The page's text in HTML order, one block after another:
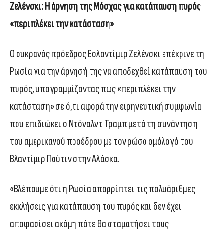
Ζελένσκι: Η άρνηση της Μόσχας για κατάπαυση πυρός
«περιπλέκει την κατάσταση»
Ο ουκρανός πρόεδρος Βολοντίμιρ Ζελένσκι επέκρινε τη
Ρωσία για την άρνησή της να αποδεχθεί κατάπαυση του
πυρός, υπογραμμίζοντας πως «περιπλέκει την
κατάσταση» σε ό,τι αφορά την ειρηνευτική συμφωνία
που επιδιώκει ο Ντόναλντ Τραμπ μετά τη συνάντηση
του αμερικανού προέδρου με τον ρώσο ομόλογό του
Βλαντίμιρ Πούτιν στην Αλάσκα.
«Βλέπουμε ότι η Ρωσία απορρίπτει τις πολυάριθμες
εκκλήσεις για κατάπαυση του πυρός και δεν έχει
αποφασίσει ακόμη πότε θα σταματήσει τους